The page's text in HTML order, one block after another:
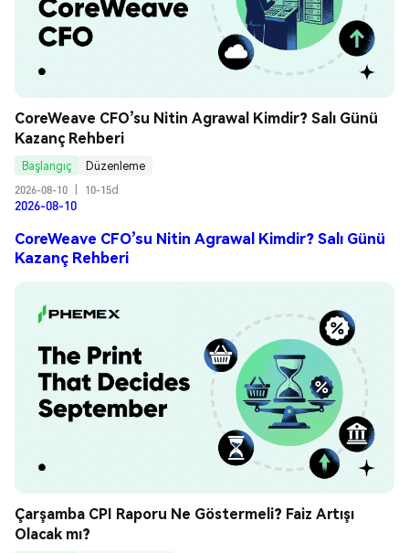
CoreWeave CFO’su Nitin Agrawal Kimdir? Salı Günü
Kazanç Rehberi
Başlangıç
Düzenleme
2026-08-10
10-15d
2026-08-10
CoreWeave CFO’su Nitin Agrawal Kimdir? Salı Günü
Kazanç Rehberi
Çarşamba CPI Raporu Ne Göstermeli? Faiz Artışı
Olacak mı?